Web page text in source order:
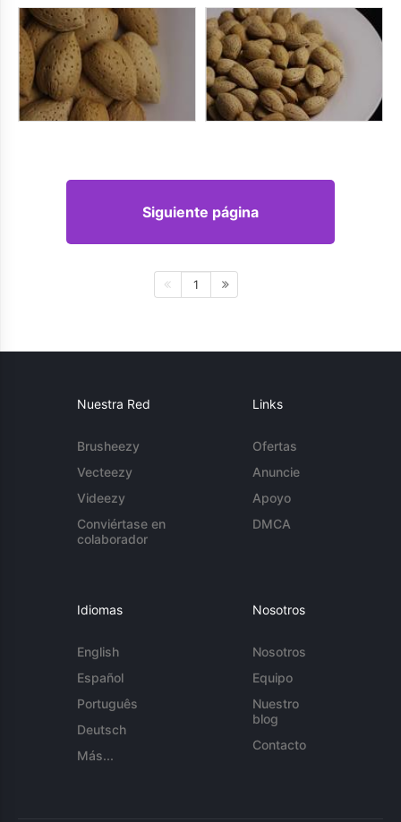
Siguiente página
1
Nuestra Red
Brusheezy
Vecteezy
Videezy
Conviértase en
colaborador
Links
Ofertas
Anuncie
Apoyo
DMCA
Idiomas
English
Español
Português
Deutsch
Más...
Nosotros
Nosotros
Equipo
Nuestro
blog
Contacto